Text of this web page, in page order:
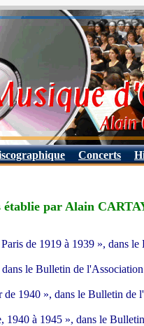
Concerts
établie par Alain
de 1919 à 1939 », dans
dans le Bulletin de
de 1940 », dans le Bulletin de
1940 à 1945 », dans le